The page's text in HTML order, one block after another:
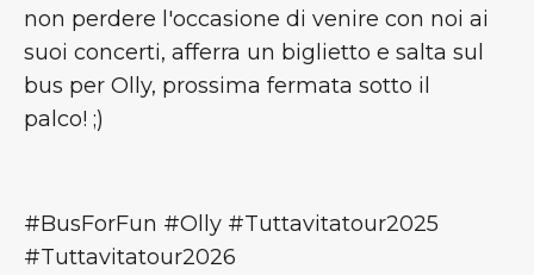
non perdere l'occasione di venire con noi ai
suoi concerti, afferra un biglietto e salta sul
bus per Olly, prossima fermata sotto il
palco! ;)
#BusForFun #Olly #Tuttavitatour2025
#Tuttavitatour2026